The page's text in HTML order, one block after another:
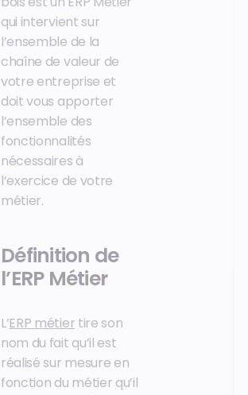
qui intervient sur
l’ensemble de la
chaîne de valeur de
votre entreprise et
doit vous apporter
l’ensemble des
fonctionnalités
nécessaires à
l’exercice de votre
métier.
Définition de
l’ERP Métier
L’ERP métier tire son
nom du fait qu’il est
réalisé sur mesure en
fonction du métier qu’il